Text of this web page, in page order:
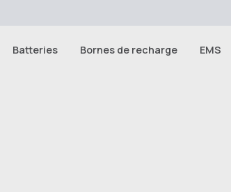
Batteries Bornes de recharge EMS